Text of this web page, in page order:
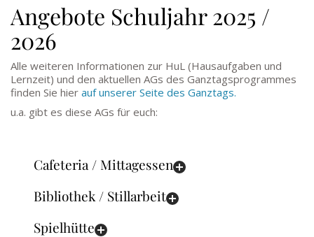
Angebote Schuljahr 2025 /
2026
Alle weiteren Informationen zur HuL (Hausaufgaben und
Lernzeit) und den aktuellen AGs des Ganztagsprogrammes
finden Sie hier auf unserer Seite des Ganztags.
u.a. gibt es diese AGs für euch:
Cafeteria / Mittagessen
Bibliothek / Stillarbeit
Spielhütte